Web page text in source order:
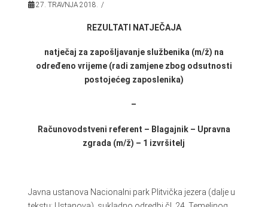
27. TRAVNJA 2018.
REZULTATI NATJEČAJA
natječaj za zapošljavanje službenika (m/ž) na
određeno vrijeme (radi zamjene zbog odsutnosti
postojećeg zaposlenika)
–
Računovodstveni referent – Blagajnik – Upravna
zgrada (m/ž) – 1 izvršitelj
Javna ustanova Nacionalni park Plitvička jezera (dalje u